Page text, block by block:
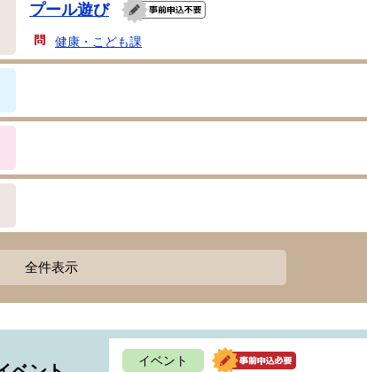
プール遊び
健康・こども課
全件表示
イベント